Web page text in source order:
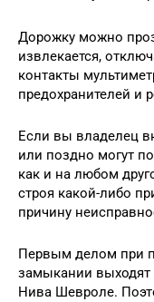
Дорожку можно
извлекается,
контакты
предохранителей и
Если вы владелец
или поздно могут
как и на любом
строя какой-либо
причину
Первым делом при
замыкании выходят
Нива Шевроле.